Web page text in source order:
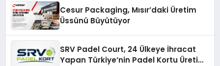
Cesur Packaging, Mısır’daki Üretim
Üssünü Büyütüyor
SRV Padel Court, 24 Ülkeye İhracat
Yapan Türkiye’nin Padel Kortu Üretim